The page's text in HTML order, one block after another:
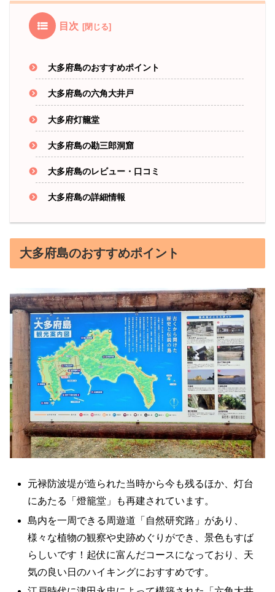
目次
大多府島のおすすめポイント
大多府島の六角大井戸
大多府灯籠堂
大多府島の勘三郎洞窟
大多府島のレビュー・口コミ
大多府島の詳細情報
大多府島のおすすめポイント
元禄防波堤が造られた当時から今も残るほか、灯台
にあたる「燈籠堂」も再建されています。
島内を一周できる周遊道「自然研究路」があり、
様々な植物の観察や史跡めぐりができ、景色もすば
らしいです！起伏に富んだコースになっており、天
気の良い日のハイキングにおすすめです。